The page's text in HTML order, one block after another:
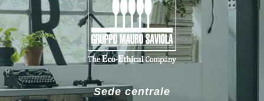
Sede centrale